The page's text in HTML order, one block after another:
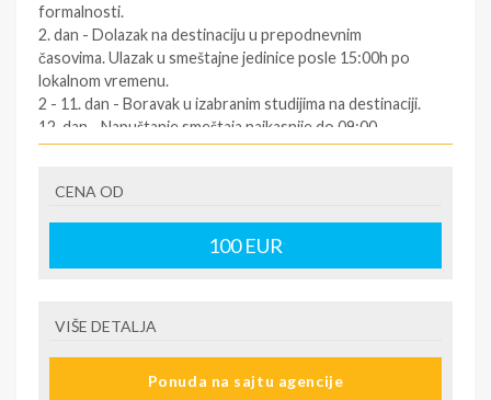
formalnosti.
2. dan - Dolazak na destinaciju u prepodnevnim
časovima. Ulazak u smeštajne jedinice posle 15:00h po
lokalnom vremenu.
2 - 11. dan - Boravak u izabranim studijima na destinaciji.
12. dan - Napuštanje smeštaja najkasnije do 09:00
časova. Slobodno vreme. Polazak za Srbiju oko podneva
informisati se kod predstavnika agencija dan pre
povratka ).
12/13. dan - Dolazak u Srbiju u ranim jutarnjim časovima.
1.dan - Dolazak na destinaciju. Obavezno kontaktirati
informacije o smestaju ( broj sobe, spratnost ). Ulaz u
CENA OD
100EUR
VIŠE DETALJA
Ponuda na sajtu agencije